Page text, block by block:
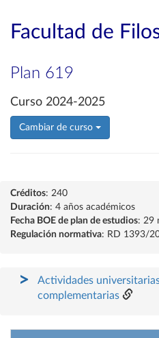
Facultad de
Plan 619
Curso 2024-2025
Cambiar de curso
Créditos: 240
Duración: 4 años académicos
Fecha BOE de plan de estudios: 29
Regulación normativa: RD 1393/
Actividades
complementarias